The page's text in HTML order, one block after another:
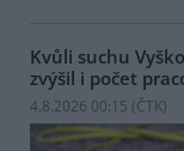
Kvůli suchu
zvýšil i počet
4.8.2026 00:15 (ČTK)